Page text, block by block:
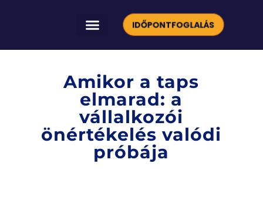
IDŐPONTFOGLALÁS
Amikor a taps
elmarad: a
vállalkozói
önértékelés valódi
próbája